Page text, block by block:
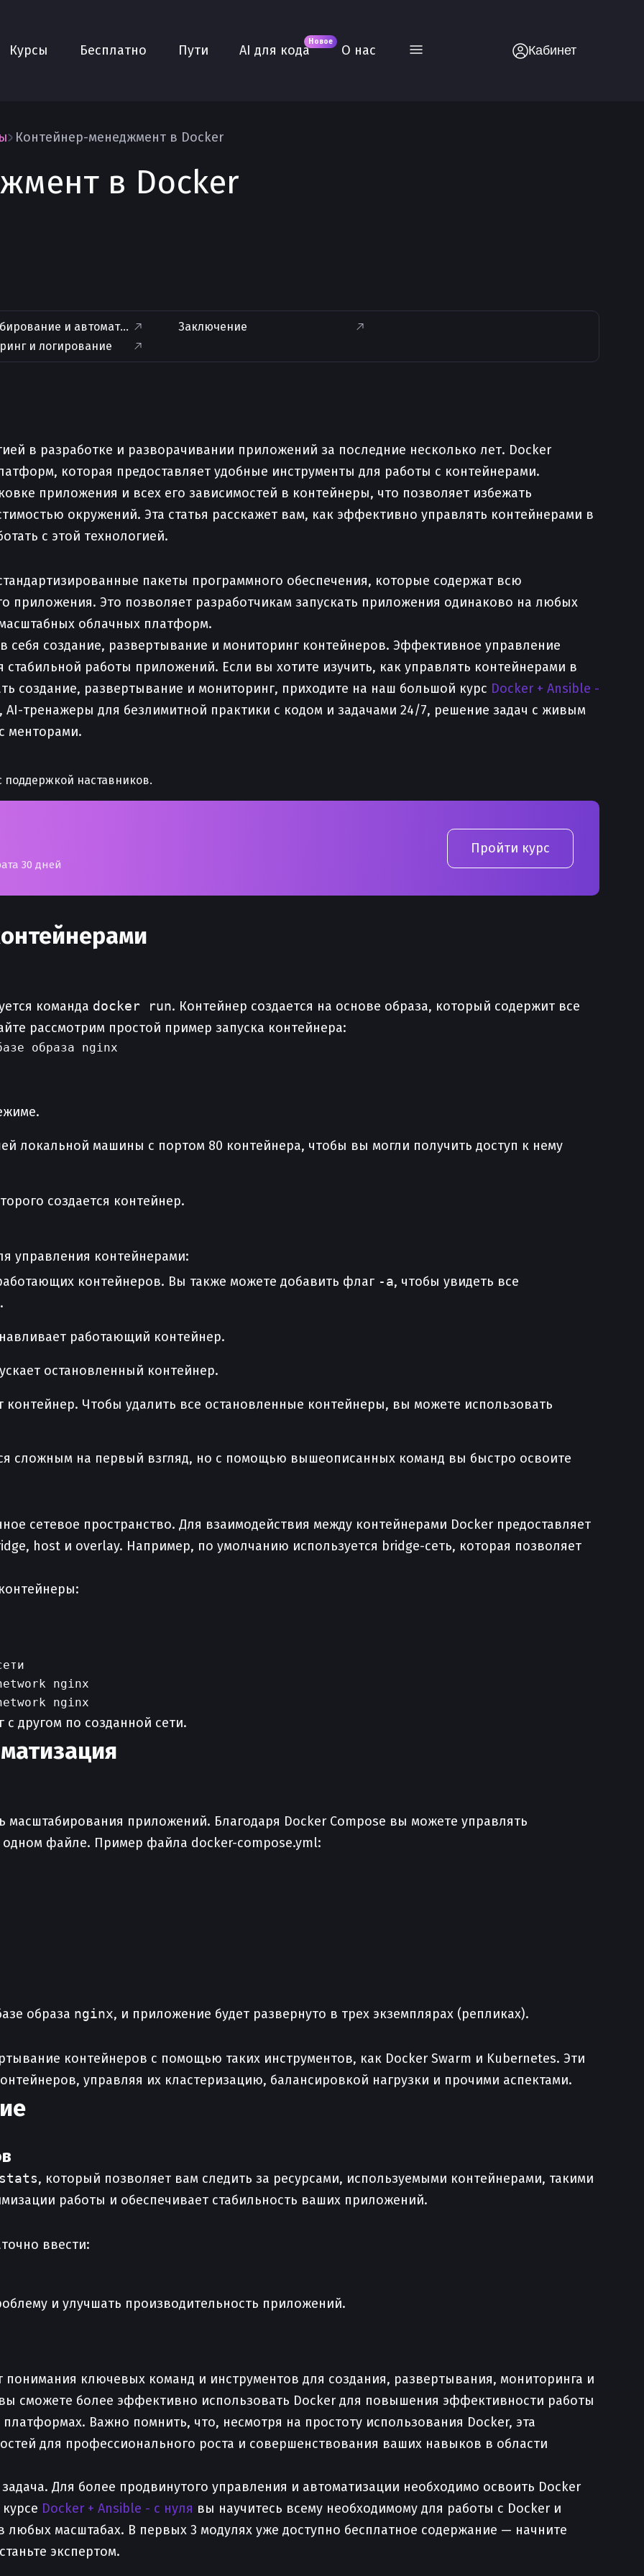
Курсы Бесплатно Пути AI для кода
Новое
О нас Кабинет
О нас
Проекты
Контейнер-менеджмент в Docker
в Docker
и автоматизация
и логирование
Заключение
в разработке и разворачивании приложений за последние несколько лет. Docker
которая предоставляет удобные инструменты для работы с контейнерами.
приложения и всех его зависимостей в контейнеры, что позволяет избежать
окружений. Эта статья расскажет вам, как эффективно управлять контейнерами в
с этой технологией.
пакеты программного обеспечения, которые содержат всю
приложения. Это позволяет разработчикам запускать приложения одинаково на любых
облачных платформ.
создание, развертывание и мониторинг контейнеров. Эффективное управление
работы приложений. Если вы хотите изучить, как управлять контейнерами в
создание, развертывание и мониторинг, приходите на наш большой курс Docker + Ansible -
AI-тренажеры для безлимитной практики с кодом и задачами 24/7, решение задач с живым
менторами.
поддержкой наставников.
30 дней
Пройти курс
команда docker run. Контейнер создается на основе образа, который содержит все
рассмотрим простой пример запуска контейнера:
образа nginx
локальной машины с портом 80 контейнера, чтобы вы могли получить доступ к нему
создается контейнер.
управления контейнерами:
контейнеров. Вы также можете добавить флаг -a, чтобы увидеть все
работающий контейнер.
остановленный контейнер.
контейнер. Чтобы удалить все остановленные контейнеры, вы можете использовать
сложным на первый взгляд, но с помощью вышеописанных команд вы быстро освоите
сетевое пространство. Для взаимодействия между контейнерами Docker предоставляет
host и overlay. Например, по умолчанию используется bridge-сеть, которая позволяет
nginx
с другом по созданной сети.
масштабирования приложений. Благодаря Docker Compose вы можете управлять
файле. Пример файла docker-compose.yml:
образа nginx, и приложение будет развернуто в трех экземплярах (репликах).
контейнеров с помощью таких инструментов, как Docker Swarm и Kubernetes. Эти
управляя их кластеризацию, балансировкой нагрузки и прочими аспектами.
, который позволяет вам следить за ресурсами, используемыми контейнерами, такими
работы и обеспечивает стабильность ваших приложений.
ввести:
и улучшать производительность приложений.
понимания ключевых команд и инструментов для создания, развертывания, мониторинга и
сможете более эффективно использовать Docker для повышения эффективности работы
Важно помнить, что, несмотря на простоту использования Docker, эта
для профессионального роста и совершенствования ваших навыков в области
Для более продвинутого управления и автоматизации необходимо освоить Docker
Docker + Ansible - с нуля вы научитесь всему необходимому для работы с Docker и
масштабах. В первых 3 модулях уже доступно бесплатное содержание — начните
экспертом.